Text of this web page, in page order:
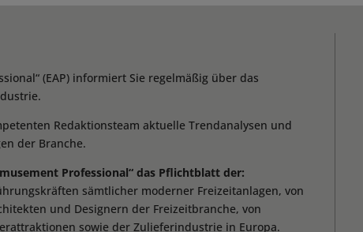
(EAP) informiert Sie regelmäßig über das
Redaktionsteam aktuelle Trendanalysen und
der Branche.
Professional“ das Pflichtblatt der:
sämtlicher moderner Freizeitanlagen, von
und Designern der Freizeitbranche, von
sowie der Zulieferindustrie in Europa.